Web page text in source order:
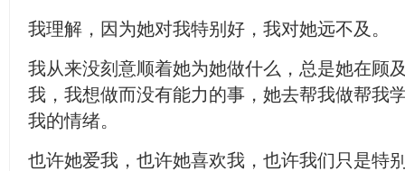
我理解，因为她对我特别好，我对她远不及。
我从来没刻意顺着她为她做什么，总是她在顾
我，我想做而没有能力的事，她去帮我做帮我
我的情绪。
也许她爱我，也许她喜欢我，也许我们只是特